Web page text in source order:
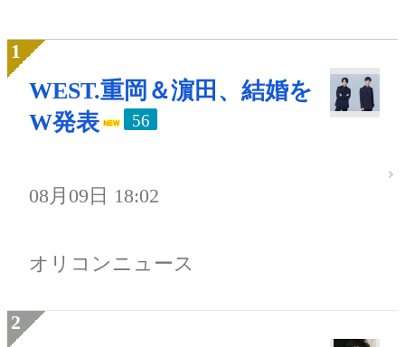
WEST.重岡＆濵田、結婚を
W発表
56
08月09日 18:02
オリコンニュース